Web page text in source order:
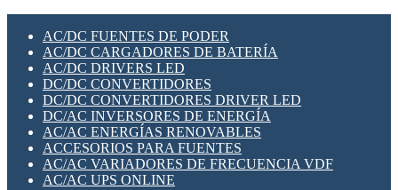
SWITCH Y MICROSWITCH
TARJETAS PI
UNIÓN Y DERIVACIÓN DE CABLE
PLACAS MODULARES IOT
SWITCHES Y REDES WIFI
SOLUCIONES IOT
SOLUCIONES LORAWAN
SOLUCIONES RED CELULAR
SEGURIDAD PARA REDES
SWITCHES LAN
TELEFONÍA IP (VOIP)
VIGILANCIA IP (CCTV)
MESHTASTIC
AC/DC FUENTES DE PODER
AC/DC CARGADORES DE BATERÍA
AC/DC DRIVERS LED
DC/DC CONVERTIDORES
DC/DC CONVERTIDORES DRIVER LED
DC/AC INVERSORES DE ENERGÍA
AC/AC ENERGÍAS RENOVABLES
ACCESORIOS PARA FUENTES
AC/AC VARIADORES DE FRECUENCIA VDF
AC/AC UPS ONLINE